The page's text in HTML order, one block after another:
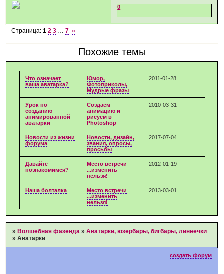
0
Страница:1 2 3 7 »
Похожие темы
Что означает
ваша аватарка?
Юмор,
Фотоприколы,
Мудрые фразы
2011-01-28
Урок по
созданию
анимированной
аватарки
Создаем
анимацию и
рисуем в
Photoshop
2010-03-31
Новости из жизни
форума
Новости, дизайн,
звания, опросы,
просьбы
2017-07-04
Давайте
познакомимся?
Место встречи
...изменить
нельзя!
2012-01-19
Наша болталка
Место встречи
...изменить
нельзя!
2013-03-01
» Волшебная фазенда »Аватарки, юзербары, бигбары, линеечки
»Аватарки
создать форум